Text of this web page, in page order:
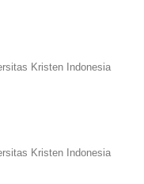
Kristen Indonesia
Kristen Indonesia